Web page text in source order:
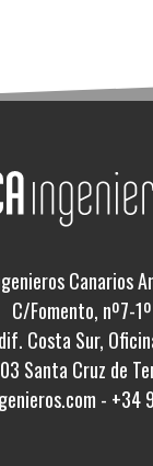
Canarios
C/Fomento, nº7-1º
Costa Sur,
Santa Cruz de
- +34